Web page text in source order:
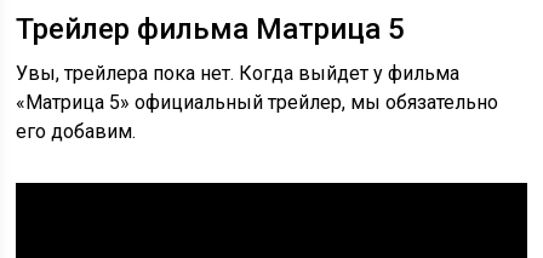
Трейлер фильма Матрица 5
Увы, трейлера пока нет. Когда выйдет у фильма
«Матрица 5» официальный трейлер, мы обязательно
его добавим.